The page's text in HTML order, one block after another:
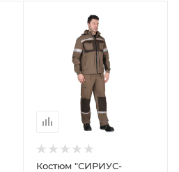
Костюм "СИРИУС-